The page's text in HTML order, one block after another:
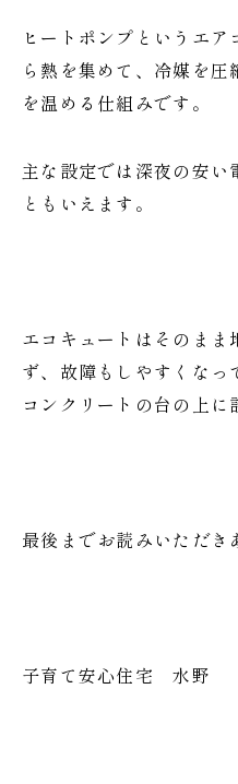
ヒートポンプというエ
ら熱を集めて、冷媒を
を温める仕組みです。
主な設定では深夜の安い
ともいえます。
エコキュートはそのま
ず、故障もしやすくなっ
コンクリートの台の上に
最後までお読みいただき
子育て安心住宅 水野